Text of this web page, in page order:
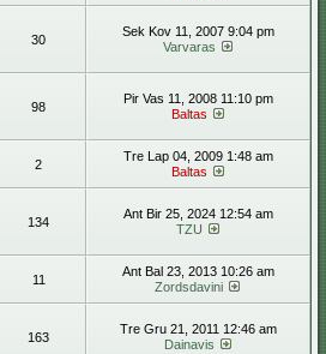
30
Sek Kov 11, 2007 9:04 pm
Varvaras
98
Pir Vas 11, 2008 11:10 pm
Baltas
2
Tre Lap 04, 2009 1:48 am
Baltas
134
Ant Bir 25, 2024 12:54 am
TZU
11
Ant Bal 23, 2013 10:26 am
Zordsdavini
163
Tre Gru 21, 2011 12:46 am
Dainavis